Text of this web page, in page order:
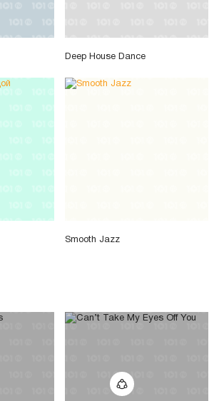
Deep House Dance
Smooth Jazz